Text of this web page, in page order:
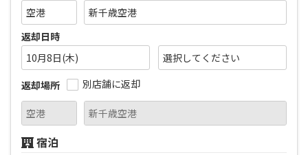
返却日時
10月8日(木)
返却場所
別店舗に返却
宿泊